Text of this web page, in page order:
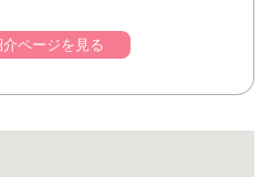
ページを見る